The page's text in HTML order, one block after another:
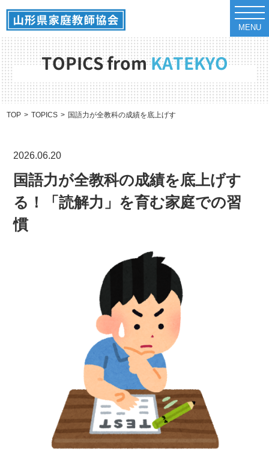
t
o
g
g
l
e
n
v
i
g
MENU
TOPICS fromKATEKYO
TOP TOPICS 国語力が全教科の成績を底上げする！「読解力」を育む家庭
2026.06.20
国語力が全教科の成績を底上げす
る！「読解力」を育む家庭での習
慣